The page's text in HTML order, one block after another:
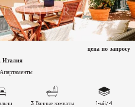
Италия
цена по запросу
Апартаменты
3 Ванные комнаты 1-ый/4